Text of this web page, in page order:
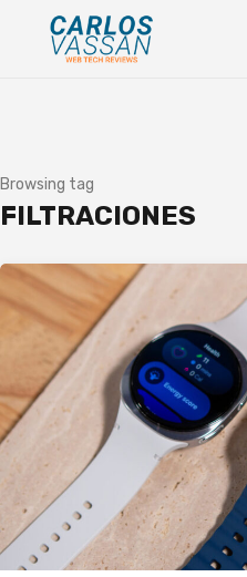
Browsing tag
FILTRACIONES